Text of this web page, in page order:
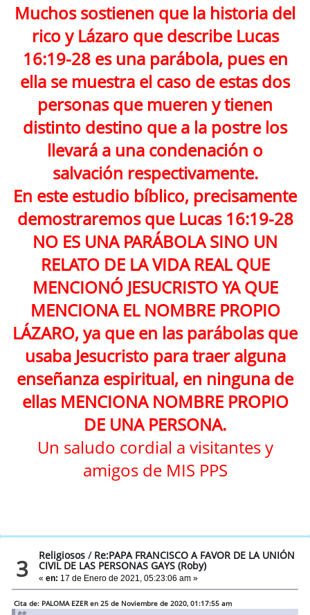
Muchos sostienen que la historia del
rico y Lázaro que describe Lucas
16:19-28 es una parábola, pues en
ella se muestra el caso de estas dos
personas que mueren y tienen
distinto destino que a la postre los
llevará a una condenación o
salvación respectivamente.
En este estudio bíblico, precisamente
demostraremos que Lucas 16:19-28
NO ES UNA PARÁBOLA SINO UN
RELATO DE LA VIDA REAL QUE
MENCIONÓ JESUCRISTO YA QUE
MENCIONA EL NOMBRE PROPIO
LÁZARO, ya que en las parábolas que
usaba Jesucristo para traer alguna
enseñanza espiritual, en ninguna de
ellas MENCIONA NOMBRE PROPIO
DE UNA PERSONA.
Un saludo cordial a visitantes y
amigos de MIS PPS
3 Religiosos / Re:PAPA FRANCISCO A FAVOR DE LA UNIÓN
CIVIL DE LAS PERSONAS GAYS (Roby)
«en: 17 de Enero de 2021, 05:23:06 am »
Cita de: PALOMA EZER en 25 de Noviembre de 2020, 01:17:55 am